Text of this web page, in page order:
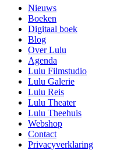
Nieuws
Boeken
Digitaal boek
Blog
Over Lulu
Agenda
Lulu Filmstudio
Lulu Galerie
Lulu Reis
Lulu Theater
Lulu Theehuis
Webshop
Contact
Privacyverklaring